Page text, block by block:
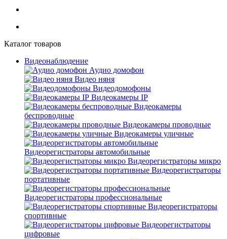
Каталог товаров
Видеонаблюдение
Аудио домофон
Видео няня
Видеодомофоны
Видеокамеры IP
Видеокамеры
беспроводные
Видеокамеры проводные
Видеокамеры уличные
Видеорегистраторы автомобильные
Видеорегистраторы микро
Видеорегистраторы
портативные
Видеорегистраторы профессиональные
Видеорегистраторы
спортивные
Видеорегистраторы
цифровые